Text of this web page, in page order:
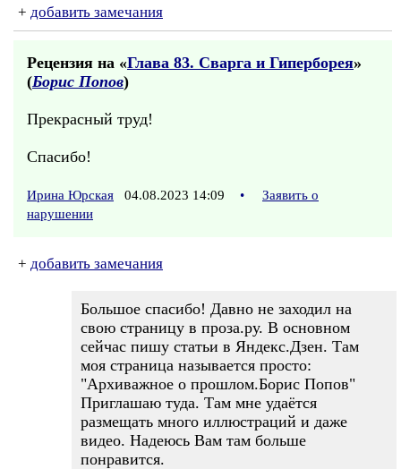
+ добавить замечания
Рецензия на «Глава 83. Сварга и Гиперборея»
(Борис Попов)
Прекрасный труд!
Спасибо!
Ирина Юрская 04.08.2023 14:09 •
Заявить о
нарушении
+ добавить замечания
Большое спасибо! Давно не заходил на
свою страницу в проза.ру. В основном
сейчас пишу статьи в Яндекс.Дзен. Там
моя страница называется просто:
"Архиважное о прошлом.Борис Попов"
Приглашаю туда. Там мне удаётся
размещать много иллюстраций и даже
видео. Надеюсь Вам там больше
понравится.